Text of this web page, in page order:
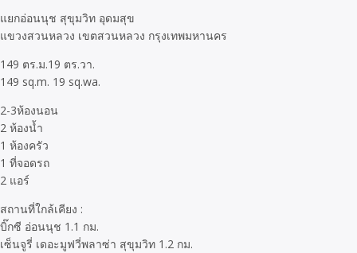
แยกอ่อนนุช สุขุมวิท อุดมสุข
แขวงสวนหลวง เขตสวนหลวง กรุงเทพมหานคร
149 ตร.ม.19 ตร.วา.
149 sq.m. 19 sq.wa.
2-3ห้องนอน
2 ห้องน้ำ
1 ห้องครัว
1 ที่จอดรถ
2 แอร์
สถานที่ใกล้เคียง :
บิ๊กซี อ่อนนุช 1.1 กม.
เซ็นจูรี่ เดอะมูฟวี่พลาซ่า สุขุมวิท 1.2 กม.